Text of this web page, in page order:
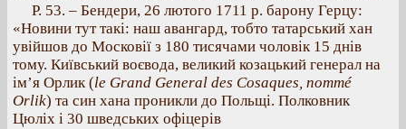
Р. 53. – Бендери, 26 лютого 1711 р. барону Герцу:
«Новини тут такі: наш авангард, тобто татарський хан
увійшов до Московії з 180 тисячами чоловік 15 днів
тому. Київський воєвода, великий козацький генерал на
ім’я Орлик (le Grand General des Cosaques, nommé
Orlik) та син хана проникли до Польщі. Полковник
Цюліх і 30 шведських офіцерів